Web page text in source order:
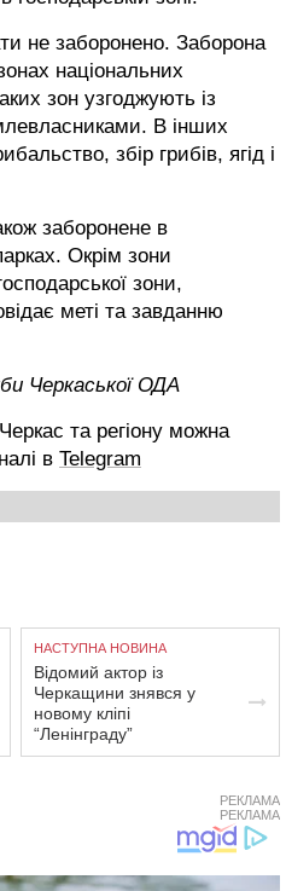
не заборонено. Заборона
національних
зон узгоджують із
В інших
збір грибів, ягід і
заборонене в
Окрім зони
зони,
меті та завданню
Черкаської ОДА
та регіону можна
в Telegram
НАСТУПНА НОВИНА
Відомий актор із
Черкащини знявся у
новому кліпі
“Ленінграду”
РЕКЛАМА
РЕКЛАМА